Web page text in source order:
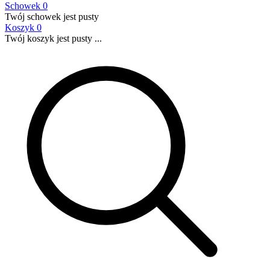
Schowek 0
Twój schowek jest pusty
Koszyk 0
Twój koszyk jest pusty ...